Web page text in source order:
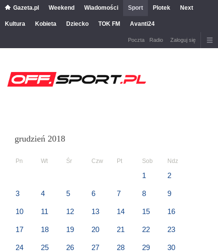
Gazeta.pl Weekend Wiadomości Sport Plotek Next
Kultura Kobieta Dziecko TOK FM Avanti24
Poczta Radio Zaloguj się
grudzień 2018
Pn Wt Śr Czw Pt Sob Ndz
1 2
3 4 5 6 7 8 9
10 11 12 13 14 15 16
17 18 19 20 21 22 23
24 25 26 27 28 29 30